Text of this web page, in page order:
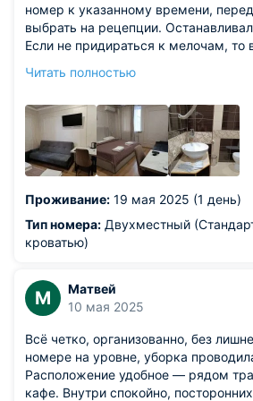
номер к указанному времени,
выбрать на рецепции.
Если не придираться к мелочам, то
Из недостатков: слова "не
Отель расположен относительно
города. У отеля нет вывески, мы 2
(навигатор работал плохо в связи с
Пешком - нашли по номеру дома (он
проезжей части дороги это сделать
повезло, при нас освободилось 1
Читать полностью
Проживание: 19 мая 2025 (1 день)
Тип номера: Двухместный
кроватью)
М
Матвей
10 мая 2025
Всё четко, организованно, без
номере на уровне, уборка
Расположение удобное — рядом
кафе. Внутри спокойно,